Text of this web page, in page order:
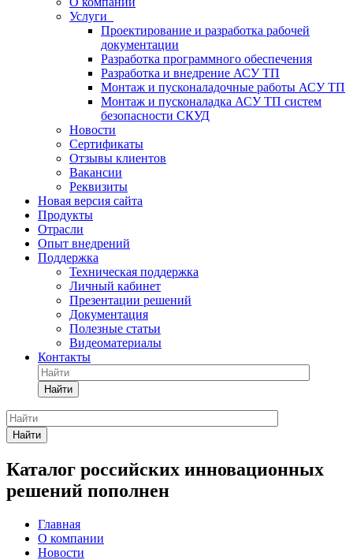
Услуги
Проектирование и разработка рабочей
документации
Разработка программного обеспечения
Разработка и внедрение АСУ ТП
Монтаж и пусконаладочные работы АСУ ТП
Монтаж и пусконаладка АСУ ТП систем
безопасности СКУД
Новости
Сертификаты
Отзывы клиентов
Вакансии
Реквизиты
Новая версия сайта
Продукты
Отрасли
Опыт внедрений
Поддержка
Техническая поддержка
Личный кабинет
Презентации решений
Документация
Полезные статьи
Видеоматериалы
Контакты
Найти
Найти
Каталог российских инновационных
решений пополнен
Главная
О компании
Новости